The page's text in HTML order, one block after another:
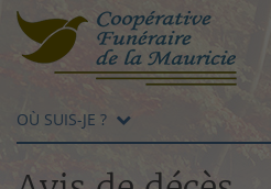
OÙ SUIS-JE ?